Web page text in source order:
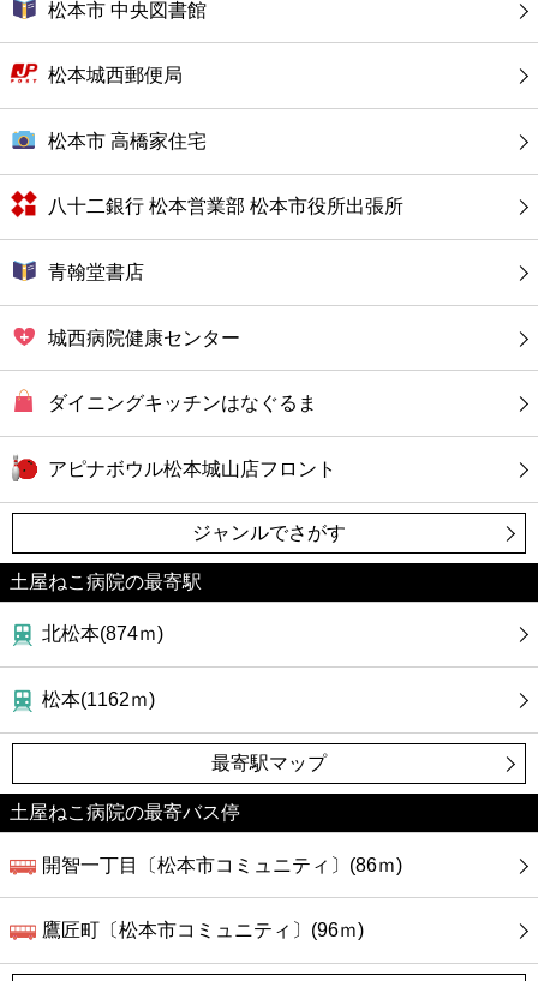
病院
ホテル
松本市 中央図書館
松本城西郵便局
松本市 高橋家住宅
八十二銀行 松本営業部 松本市役所出張所
青翰堂書店
城西病院健康センター
ダイニングキッチンはなぐるま
アピナボウル松本城山店フロント
ジャンルでさがす
土屋ねこ病院の最寄駅
北松本(874ｍ)
松本(1162ｍ)
最寄駅マップ
土屋ねこ病院の最寄バス停
開智一丁目〔松本市コミュニティ〕(86ｍ)
鷹匠町〔松本市コミュニティ〕(96ｍ)